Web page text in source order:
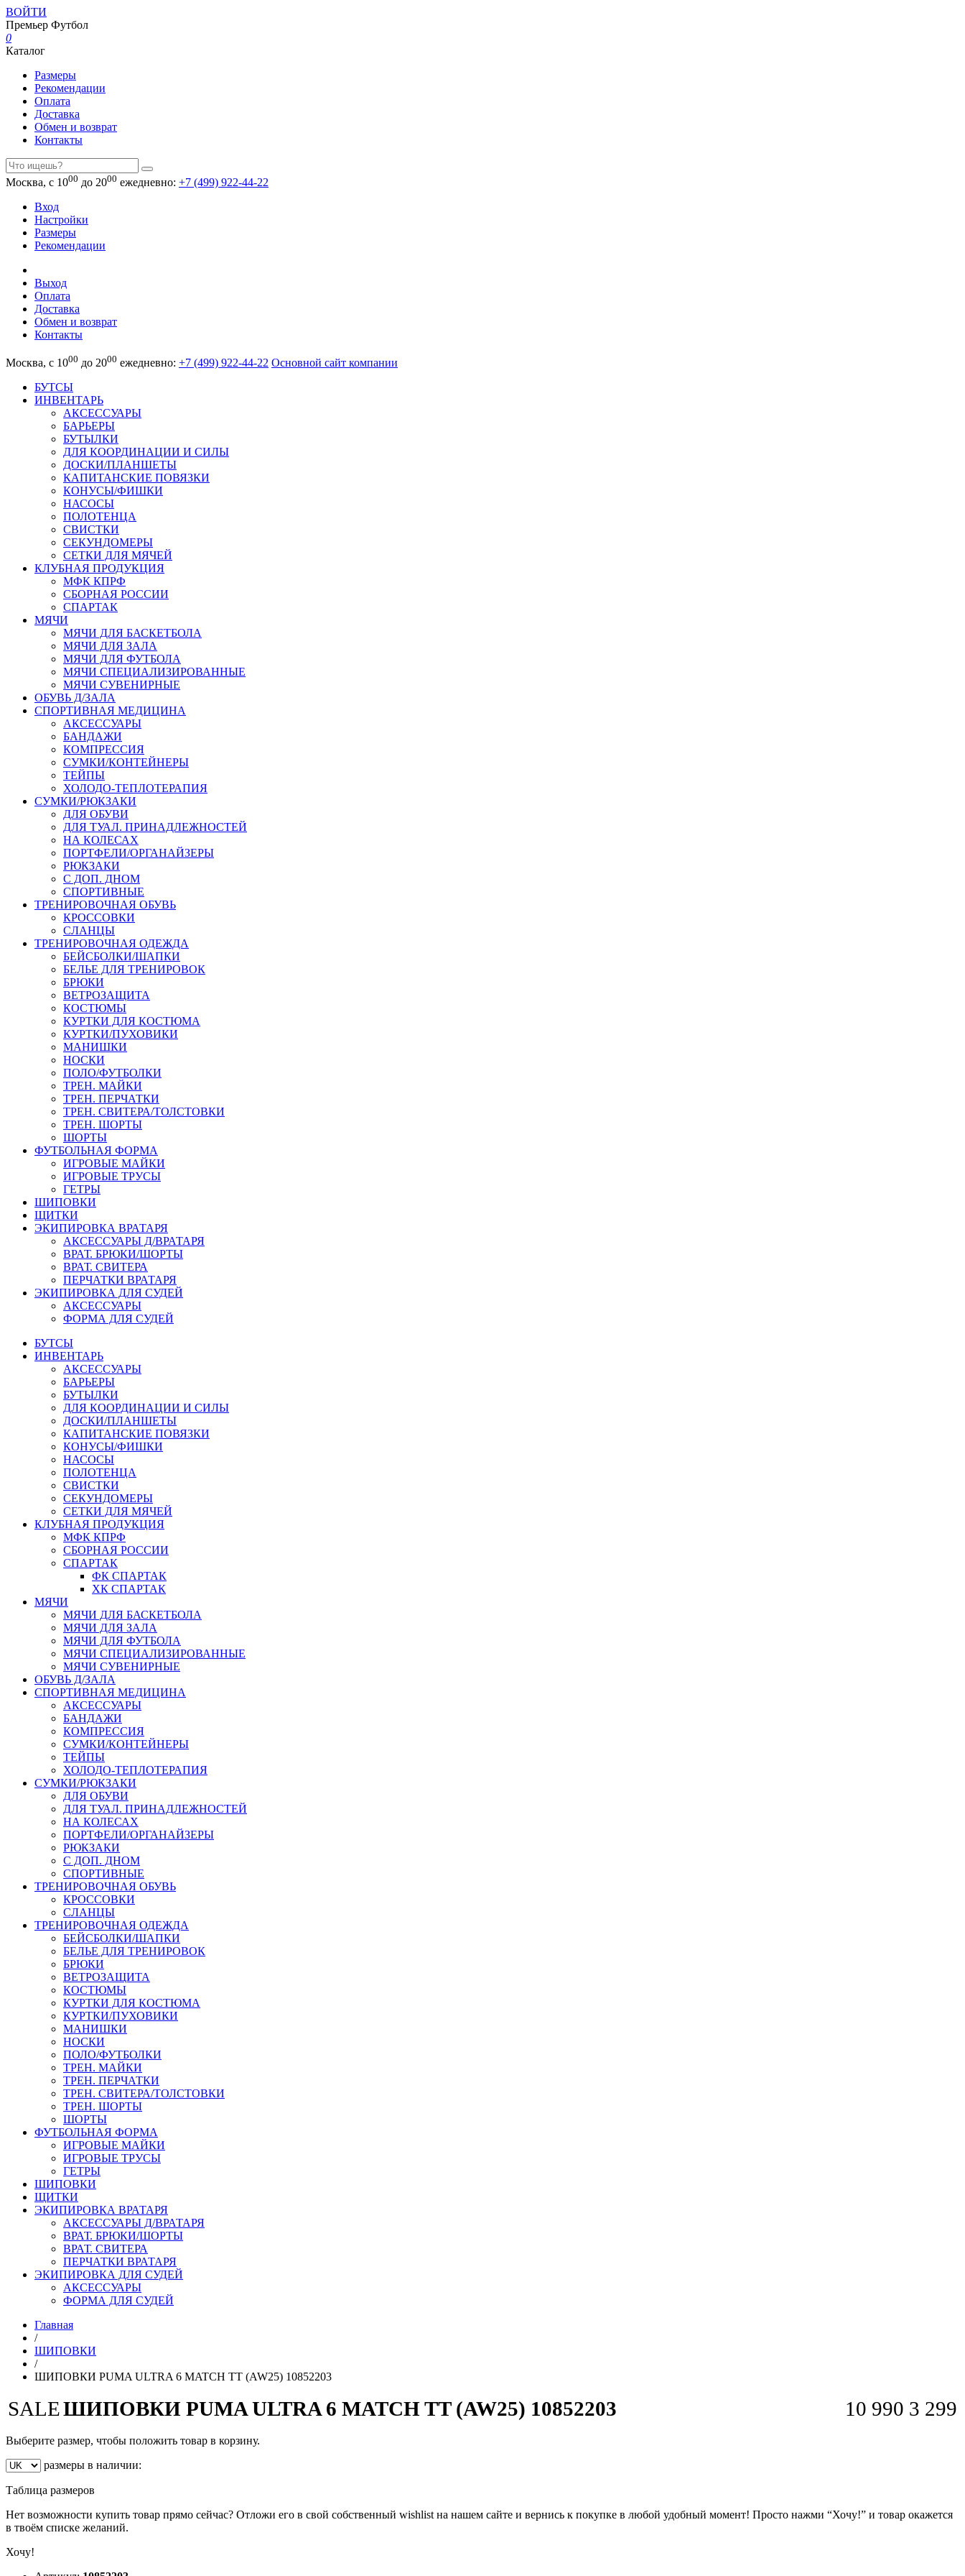
ВОЙТИ
Премьер Футбол
0
Каталог
Размеры
Рекомендации
Оплата
Доставка
Обмен и возврат
Контакты
Москва, с 1000 до 2000 ежедневно: +7 (499) 922-44-22
Вход
Настройки
Размеры
Рекомендации
Выход
Оплата
Доставка
Обмен и возврат
Контакты
Москва, с 1000 до 2000 ежедневно: +7 (499) 922-44-22 Основной сайт компании
БУТСЫ
ИНВЕНТАРЬ
АКСЕССУАРЫ
БАРЬЕРЫ
БУТЫЛКИ
ДЛЯ КООРДИНАЦИИ И СИЛЫ
ДОСКИ/ПЛАНШЕТЫ
КАПИТАНСКИЕ ПОВЯЗКИ
КОНУСЫ/ФИШКИ
НАСОСЫ
ПОЛОТЕНЦА
СВИСТКИ
СЕКУНДОМЕРЫ
СЕТКИ ДЛЯ МЯЧЕЙ
КЛУБНАЯ ПРОДУКЦИЯ
МФК КПРФ
СБОРНАЯ РОССИИ
СПАРТАК
МЯЧИ
МЯЧИ ДЛЯ БАСКЕТБОЛА
МЯЧИ ДЛЯ ЗАЛА
МЯЧИ ДЛЯ ФУТБОЛА
МЯЧИ СПЕЦИАЛИЗИРОВАННЫЕ
МЯЧИ СУВЕНИРНЫЕ
ОБУВЬ Д/ЗАЛА
СПОРТИВНАЯ МЕДИЦИНА
АКСЕССУАРЫ
БАНДАЖИ
КОМПРЕССИЯ
СУМКИ/КОНТЕЙНЕРЫ
ТЕЙПЫ
ХОЛОДО-ТЕПЛОТЕРАПИЯ
СУМКИ/РЮКЗАКИ
ДЛЯ ОБУВИ
ДЛЯ ТУАЛ. ПРИНАДЛЕЖНОСТЕЙ
НА КОЛЕСАХ
ПОРТФЕЛИ/ОРГАНАЙЗЕРЫ
РЮКЗАКИ
С ДОП. ДНОМ
СПОРТИВНЫЕ
ТРЕНИРОВОЧНАЯ ОБУВЬ
КРОССОВКИ
СЛАНЦЫ
ТРЕНИРОВОЧНАЯ ОДЕЖДА
БЕЙСБОЛКИ/ШАПКИ
БЕЛЬЕ ДЛЯ ТРЕНИРОВОК
БРЮКИ
ВЕТРОЗАЩИТА
КОСТЮМЫ
КУРТКИ ДЛЯ КОСТЮМА
КУРТКИ/ПУХОВИКИ
МАНИШКИ
НОСКИ
ПОЛО/ФУТБОЛКИ
ТРЕН. МАЙКИ
ТРЕН. ПЕРЧАТКИ
ТРЕН. СВИТЕРА/ТОЛСТОВКИ
ТРЕН. ШОРТЫ
ШОРТЫ
ФУТБОЛЬНАЯ ФОРМА
ИГРОВЫЕ МАЙКИ
ИГРОВЫЕ ТРУСЫ
ГЕТРЫ
ШИПОВКИ
ЩИТКИ
ЭКИПИРОВКА ВРАТАРЯ
АКСЕССУАРЫ Д/ВРАТАРЯ
ВРАТ. БРЮКИ/ШОРТЫ
ВРАТ. СВИТЕРА
ПЕРЧАТКИ ВРАТАРЯ
ЭКИПИРОВКА ДЛЯ СУДЕЙ
АКСЕССУАРЫ
ФОРМА ДЛЯ СУДЕЙ
БУТСЫ
ИНВЕНТАРЬ
АКСЕССУАРЫ
БАРЬЕРЫ
БУТЫЛКИ
ДЛЯ КООРДИНАЦИИ И СИЛЫ
ДОСКИ/ПЛАНШЕТЫ
КАПИТАНСКИЕ ПОВЯЗКИ
КОНУСЫ/ФИШКИ
НАСОСЫ
ПОЛОТЕНЦА
СВИСТКИ
СЕКУНДОМЕРЫ
СЕТКИ ДЛЯ МЯЧЕЙ
КЛУБНАЯ ПРОДУКЦИЯ
МФК КПРФ
СБОРНАЯ РОССИИ
СПАРТАК
ФК СПАРТАК
ХК СПАРТАК
МЯЧИ
МЯЧИ ДЛЯ БАСКЕТБОЛА
МЯЧИ ДЛЯ ЗАЛА
МЯЧИ ДЛЯ ФУТБОЛА
МЯЧИ СПЕЦИАЛИЗИРОВАННЫЕ
МЯЧИ СУВЕНИРНЫЕ
ОБУВЬ Д/ЗАЛА
СПОРТИВНАЯ МЕДИЦИНА
АКСЕССУАРЫ
БАНДАЖИ
КОМПРЕССИЯ
СУМКИ/КОНТЕЙНЕРЫ
ТЕЙПЫ
ХОЛОДО-ТЕПЛОТЕРАПИЯ
СУМКИ/РЮКЗАКИ
ДЛЯ ОБУВИ
ДЛЯ ТУАЛ. ПРИНАДЛЕЖНОСТЕЙ
НА КОЛЕСАХ
ПОРТФЕЛИ/ОРГАНАЙЗЕРЫ
РЮКЗАКИ
С ДОП. ДНОМ
СПОРТИВНЫЕ
ТРЕНИРОВОЧНАЯ ОБУВЬ
КРОССОВКИ
СЛАНЦЫ
ТРЕНИРОВОЧНАЯ ОДЕЖДА
БЕЙСБОЛКИ/ШАПКИ
БЕЛЬЕ ДЛЯ ТРЕНИРОВОК
БРЮКИ
ВЕТРОЗАЩИТА
КОСТЮМЫ
КУРТКИ ДЛЯ КОСТЮМА
КУРТКИ/ПУХОВИКИ
МАНИШКИ
НОСКИ
ПОЛО/ФУТБОЛКИ
ТРЕН. МАЙКИ
ТРЕН. ПЕРЧАТКИ
ТРЕН. СВИТЕРА/ТОЛСТОВКИ
ТРЕН. ШОРТЫ
ШОРТЫ
ФУТБОЛЬНАЯ ФОРМА
ИГРОВЫЕ МАЙКИ
ИГРОВЫЕ ТРУСЫ
ГЕТРЫ
ШИПОВКИ
ЩИТКИ
ЭКИПИРОВКА ВРАТАРЯ
АКСЕССУАРЫ Д/ВРАТАРЯ
ВРАТ. БРЮКИ/ШОРТЫ
ВРАТ. СВИТЕРА
ПЕРЧАТКИ ВРАТАРЯ
ЭКИПИРОВКА ДЛЯ СУДЕЙ
АКСЕССУАРЫ
ФОРМА ДЛЯ СУДЕЙ
Главная
/
ШИПОВКИ
/
ШИПОВКИ PUMA ULTRA 6 MATCH TT (AW25) 10852203
SALEШИПОВКИ PUMA ULTRA 6 MATCH TT (AW25) 10852203 10 990 3 299
Выберите размер, чтобы положить товар в корзину.
размеры в наличии:
Таблица размеров
Нет возможности купить товар прямо сейчас? Отложи его в свой собственный wishlist на нашем сайте и вернись к покупке в любой удобный момент! Просто нажми “Хочу!” и товар окажется
в твоём списке желаний.
Хочу!